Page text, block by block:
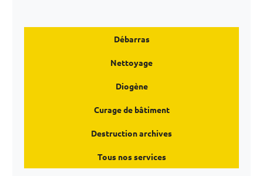
Débarras
Nettoyage
Diogène
Curage de bâtiment
Destruction archives
Tous nos services